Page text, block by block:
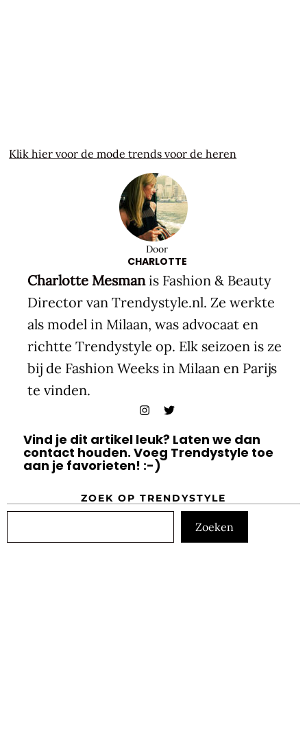
Klik hier voor de mode trends voor de heren
Door
CHARLOTTE
Charlotte Mesmanis Fashion & Beauty
Director van Trendystyle.nl. Ze werkte
als model in Milaan, was advocaat en
richtte Trendystyle op. Elk seizoen is ze
bij de Fashion Weeks in Milaan en Parijs
te vinden.
Vind je dit artikel leuk? Laten we dan
contact houden. Voeg Trendystyle toe
aan je favorieten! :-)
ZOEK OP TRENDYSTYLE
Zoeken